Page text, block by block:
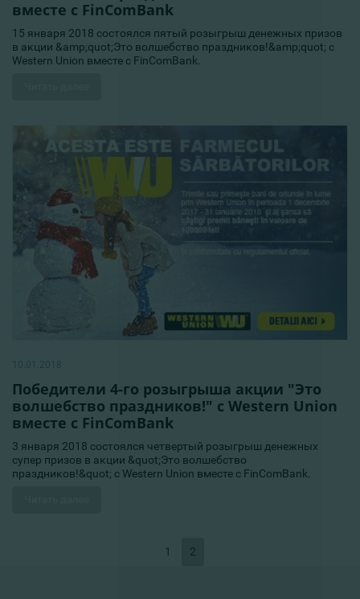
вместе с FinComBank
15 января 2018 состоялся пятый розыгрыш денежных призов
в акции &amp;quot;Это волшебство праздников!&amp;quot; с
Western Union вместе с FinComBank.
10.01.2018
Победители 4-го розыгрыша акции "Это
волшебство праздников!" с Western Union
вместе с FinComBank
3 января 2018 состоялся четвертый розыгрыш денежных
супер призов в акции &quot;Это волшебство
праздников!&quot; с Western Union вместе с FinComBank.
1 2